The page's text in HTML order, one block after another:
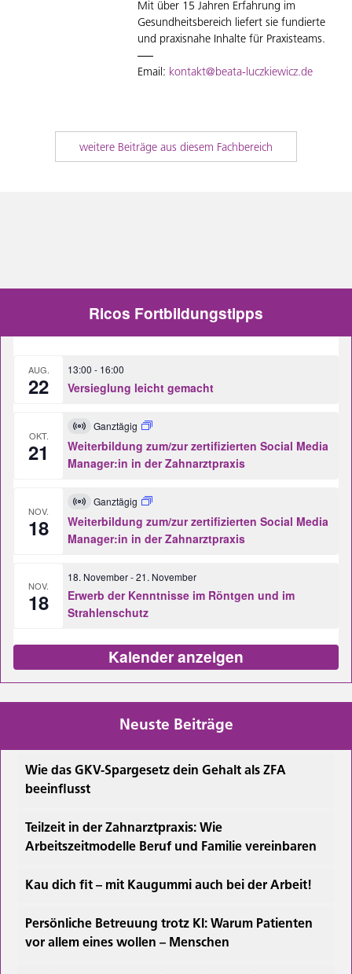
Mit über 15 Jahren Erfahrung im
Gesundheitsbereich liefert sie fundierte
und praxisnahe Inhalte für Praxisteams.
Email: kontakt@beata-luczkiewicz.de
weitere Beiträge aus diesem Fachbereich
Ricos Fortbildungstipps
AUG.
22
13:00 - 16:00
Versieglung leicht gemacht
OKT.
21
Virtuell
Veranstaltung
Ganztägig
Weiterbildung zum/zur zertifizierten Social Media
Manager:in in der Zahnarztpraxis
NOV.
18
Virtuell
Veranstaltung
Ganztägig
Weiterbildung zum/zur zertifizierten Social Media
Manager:in in der Zahnarztpraxis
NOV.
18
18. November-21. November
Erwerb der Kenntnisse im Röntgen und im
Strahlenschutz
Kalender anzeigen
Neuste Beiträge
Wie das GKV-Spargesetz dein Gehalt als ZFA
beeinflusst
Teilzeit in der Zahnarztpraxis: Wie
Arbeitszeitmodelle Beruf und Familie vereinbaren
Kau dich fit – mit Kaugummi auch bei der Arbeit!
Persönliche Betreuung trotz KI: Warum Patienten
vor allem eines wollen – Menschen